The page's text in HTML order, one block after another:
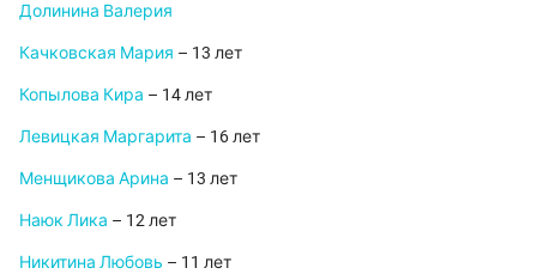
Долинина Валерия
Качковская Мария – 13 лет
Копылова Кира – 14 лет
Левицкая Маргарита – 16 лет
Менщикова Арина – 13 лет
Наюк Лика – 12 лет
Никитина Любовь – 11 лет